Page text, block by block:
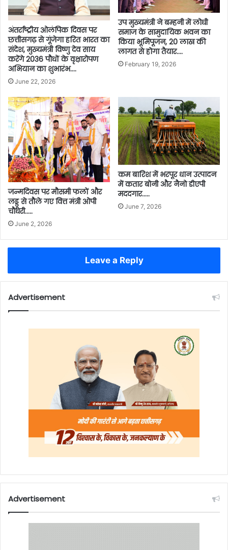
अंतर्राष्ट्रीय ओलंपिक दिवस पर
छत्तीसगढ़ से गूंजेगा हरित भारत का
संदेश, मुख्यमंत्री विष्णु देव साय
करेंगे 2036 पौधों के वृक्षारोपण
अभियान का शुभारंभ….
June 22, 2026
उप मुख्यमंत्री ने बम्हनी में लोधी
समाज के सामुदायिक भवन का
किया भूमिपूजन, 20 लाख की
लागत से होगा तैयार….
February 19, 2026
जन्मदिवस पर मौसमी फलों और
लड्डू से तौले गए वित्त मंत्री ओपी
चौधरी…..
June 2, 2026
कम बारिश में भरपूर धान उत्पादन
में कतार बोनी और नैनो डीएपी
मददगार…..
June 7, 2026
Leave a Reply
Advertisement
Advertisement